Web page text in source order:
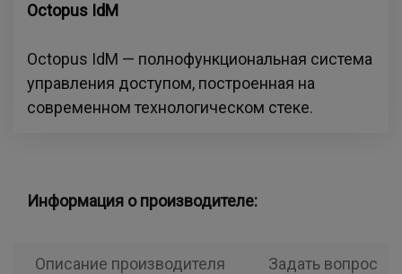
Octopus IdM
Octopus IdM — полнофункциональная система
управления доступом, построенная на
современном технологическом стеке.
Информация о производителе:
Описание производителя Задать вопрос